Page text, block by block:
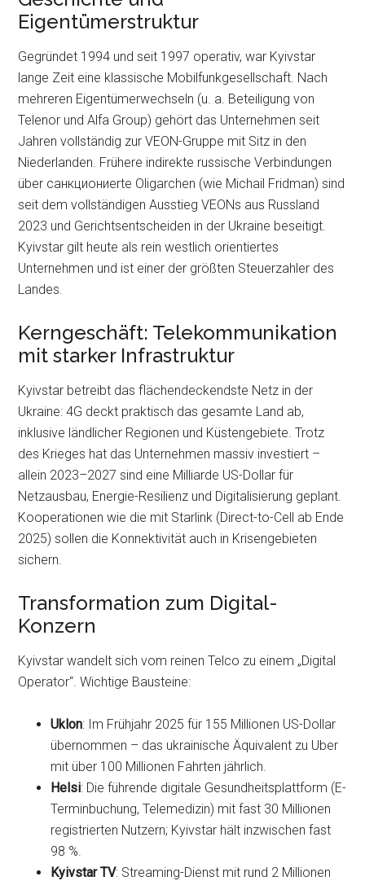
Eigentümerstruktur
Gegründet 1994 und seit 1997 operativ, war Kyivstar
lange Zeit eine klassische Mobilfunkgesellschaft. Nach
mehreren Eigentümerwechseln (u. a. Beteiligung von
Telenor und Alfa Group) gehört das Unternehmen seit
Jahren vollständig zur VEON-Gruppe mit Sitz in den
Niederlanden. Frühere indirekte russische Verbindungen
über санкциониerte Oligarchen (wie Michail Fridman) sind
seit dem vollständigen Ausstieg VEONs aus Russland
2023 und Gerichtsentscheiden in der Ukraine beseitigt.
Kyivstar gilt heute als rein westlich orientiertes
Unternehmen und ist einer der größten Steuerzahler des
Landes.
Kerngeschäft: Telekommunikation
mit starker Infrastruktur
Kyivstar betreibt das flächendeckendste Netz in der
Ukraine: 4G deckt praktisch das gesamte Land ab,
inklusive ländlicher Regionen und Küstengebiete. Trotz
des Krieges hat das Unternehmen massiv investiert –
allein 2023–2027 sind eine Milliarde US-Dollar für
Netzausbau, Energie-Resilienz und Digitalisierung geplant.
Kooperationen wie die mit Starlink (Direct-to-Cell ab Ende
2025) sollen die Konnektivität auch in Krisengebieten
sichern.
Transformation zum Digital-
Konzern
Kyivstar wandelt sich vom reinen Telco zu einem „Digital
Operator“. Wichtige Bausteine:
Uklon: Im Frühjahr 2025 für 155 Millionen US-Dollar
übernommen – das ukrainische Äquivalent zu Uber
mit über 100 Millionen Fahrten jährlich.
Helsi: Die führende digitale Gesundheitsplattform (E-
Terminbuchung, Telemedizin) mit fast 30 Millionen
registrierten Nutzern; Kyivstar hält inzwischen fast
98 %.
Kyivstar TV: Streaming-Dienst mit rund 2 Millionen